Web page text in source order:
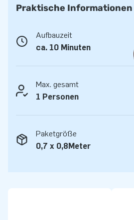
5 Jahre Garantie auf unsere
JB Hüpfburgen sind an mehreren
mehrfach vernäht. Sie werden aus
Gewebe PVC Plane produziert.
langlebig und einfach zu reinigen.
werden von JB mit einer Garantie
diese Weise liefern Sie mit diesem
Kaufen Sie Pull-Riding
Ihren Kunden den Tag ihres
Über 15.0000 Kunden hab sich
lässt Menschen weltweit seit über
Praktische Informationen
Aufbauzeit
ca. 10 Minuten
Max. gesamt
1 Personen
Paketgröße
0,7 x 0,8Meter